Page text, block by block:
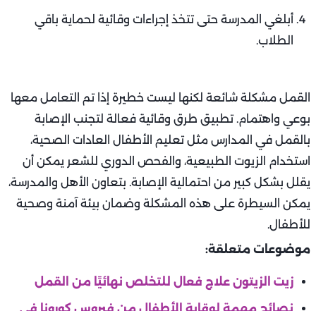
أبلغي المدرسة حتى تتخذ إجراءات وقائية لحماية باقي
الطلاب.
القمل مشكلة شائعة لكنها ليست خطيرة إذا تم التعامل معها
بوعي واهتمام. تطبيق طرق وقائية فعالة لتجنب الإصابة
بالقمل في المدارس مثل تعليم الأطفال العادات الصحية،
استخدام الزيوت الطبيعية، والفحص الدوري للشعر يمكن أن
يقلل بشكل كبير من احتمالية الإصابة. بتعاون الأهل والمدرسة،
يمكن السيطرة على هذه المشكلة وضمان بيئة آمنة وصحية
للأطفال.
موضوعات متعلقة:
زيت الزيتون علاج فعال للتخلص نهائيًا من القمل